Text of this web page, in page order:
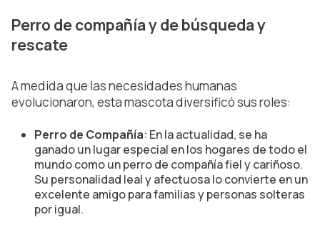
Perro de compañía y de búsqueda y
rescate
A medida que las necesidades humanas
evolucionaron, esta mascota diversificó sus roles:
Perro de Compañía: En la actualidad, se ha
ganado un lugar especial en los hogares de todo el
mundo como un perro de compañía fiel y cariñoso.
Su personalidad leal y afectuosa lo convierte en un
excelente amigo para familias y personas solteras
por igual.